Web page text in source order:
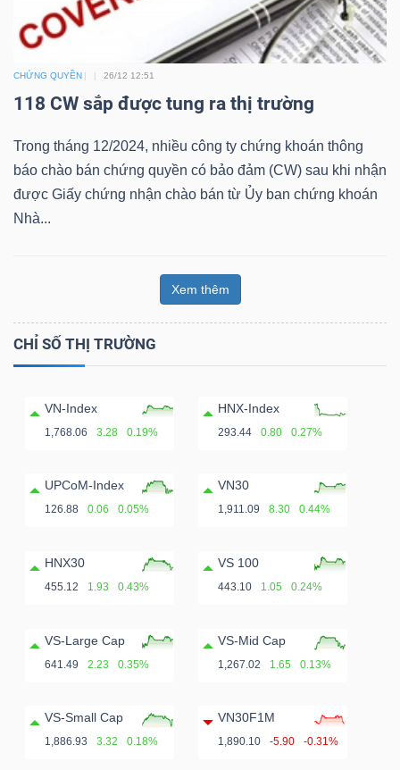
CHỨNG QUYỀN 26/12 12:51
118 CW sắp được tung ra thị trường
Trong tháng 12/2024, nhiều công ty chứng khoán thông
báo chào bán chứng quyền có bảo đảm (CW) sau khi nhận
được Giấy chứng nhận chào bán từ Ủy ban chứng khoán
Nhà...
Xem thêm
CHỈ SỐ THỊ TRƯỜNG
VN-Index
1,768.06 3.28 0.19%
HNX-Index
293.44 0.80 0.27%
UPCoM-Index
126.88 0.06 0.05%
VN30
1,911.09 8.30 0.44%
HNX30
455.12 1.93 0.43%
VS 100
443.10 1.05 0.24%
VS-Large Cap
641.49 2.23 0.35%
VS-Mid Cap
1,267.02 1.65 0.13%
VS-Small Cap
1,886.93 3.32 0.18%
VN30F1M
1,890.10 -5.90 -0.31%
tức
(-)
Bài
của
tác
giả
(-)
phân
tích
Thuật
(-)
vụ